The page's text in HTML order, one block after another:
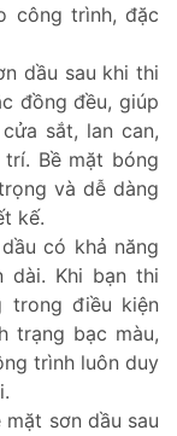
công trình, đặc
dầu sau khi thi
đồng đều, giúp
sắt, lan can,
Bề mặt bóng
và dễ dàng
kế.
có khả năng
dài. Khi bạn thi
trong điều kiện
trạng bạc màu,
trình luôn duy
mặt sơn dầu sau